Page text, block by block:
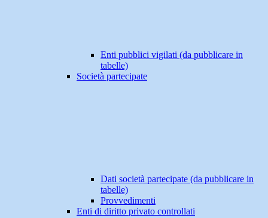
Enti pubblici vigilati (da pubblicare in
tabelle)
Società partecipate
Dati società partecipate (da pubblicare in
tabelle)
Provvedimenti
Enti di diritto privato controllati